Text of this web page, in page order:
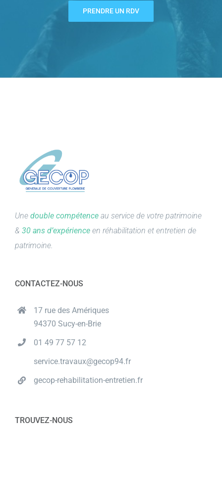
PRENDRE UN RDV
Une double compétence au service de votre patrimoine
& 30 ans d’expérience en réhabilitation et entretien de
patrimoine.
CONTACTEZ-NOUS
17 rue des Amériques
94370 Sucy-en-Brie
01 49 77 57 12
service.travaux@gecop94.fr
gecop-rehabilitation-entretien.fr
TROUVEZ-NOUS